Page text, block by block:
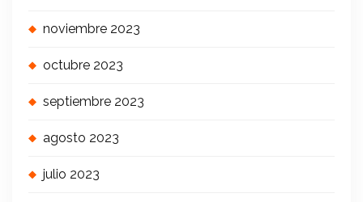
noviembre 2023
octubre 2023
septiembre 2023
agosto 2023
julio 2023